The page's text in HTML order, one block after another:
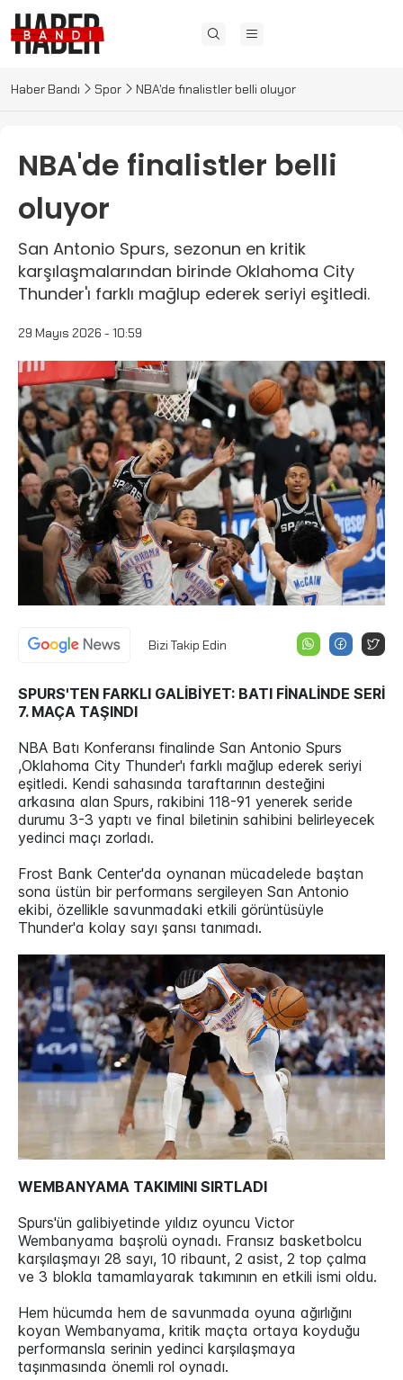
Haber Bandı Spor NBA'de finalistler belli oluyor
NBA'de finalistler belli
oluyor
San Antonio Spurs, sezonun en kritik
karşılaşmalarından birinde Oklahoma City
Thunder'ı farklı mağlup ederek seriyi eşitledi.
29 Mayıs 2026 - 10:59
Bizi Takip Edin
SPURS'TEN FARKLI GALİBİYET: BATI FİNALİNDE SERİ
7. MAÇA TAŞINDI
NBA Batı Konferansı finalinde San Antonio Spurs
,Oklahoma City Thunder'ı farklı mağlup ederek seriyi
eşitledi. Kendi sahasında taraftarının desteğini
arkasına alan Spurs, rakibini 118-91 yenerek seride
durumu 3-3 yaptı ve final biletinin sahibini belirleyecek
yedinci maçı zorladı.
Frost Bank Center'da oynanan mücadelede baştan
sona üstün bir performans sergileyen San Antonio
ekibi, özellikle savunmadaki etkili görüntüsüyle
Thunder'a kolay sayı şansı tanımadı.
WEMBANYAMA TAKIMINI SIRTLADI
Spurs'ün galibiyetinde yıldız oyuncu Victor
Wembanyama başrolü oynadı. Fransız basketbolcu
karşılaşmayı 28 sayı, 10 ribaunt, 2 asist, 2 top çalma
ve 3 blokla tamamlayarak takımının en etkili ismi oldu.
Hem hücumda hem de savunmada oyuna ağırlığını
koyan Wembanyama, kritik maçta ortaya koyduğu
performansla serinin yedinci karşılaşmaya
taşınmasında önemli rol oynadı.